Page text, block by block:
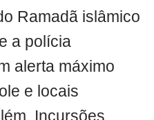
Ramadã islâmico
a polícia
alerta máximo
e locais
Incursões